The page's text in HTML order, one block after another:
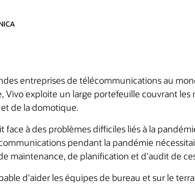
entreprises de télécommunications au
Vivo exploite un large portefeuille couvrant
de la domotique.
à des problèmes difficiles liés à la
pendant la pandémie
maintenance, de planification et d'audit de
d'aider les équipes de bureau et sur le